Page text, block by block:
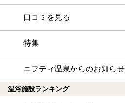
口コミを見る
特集
ニフティ温泉からのお知らせ
温浴施設ランキング